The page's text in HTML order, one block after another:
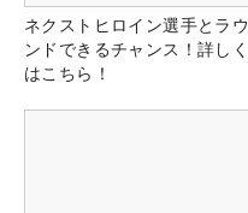
ネクストヒロイン選手とラウ
ンドできるチャンス！詳しく
はこちら！